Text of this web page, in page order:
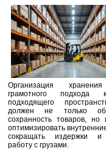
Организация
грамотного подхода
подходящего
должен не только
сохранность товаров, но
оптимизировать
сокращать издержки и
работу с грузами.